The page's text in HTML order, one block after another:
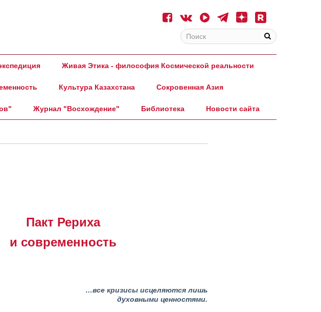
Живая Этика - философия Космической реальности
Культура Казахстана Сокровенная Азия
Журнал "Восхождение" Библиотека Новости сайта
Пакт Рериха
и современность
…все кризисы исцеляются лишь
духовными ценностями.